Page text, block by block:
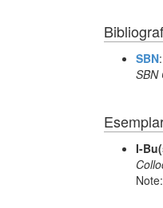
SBN:
SBN
I-